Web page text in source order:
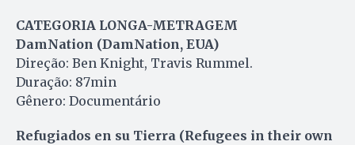
CATEGORIA LONGA-METRAGEM
DamNation (DamNation, EUA)
Direção: Ben Knight, Travis Rummel.
Duração: 87min
Gênero: Documentário
Refugiados en su Tierra (Refugees in their own